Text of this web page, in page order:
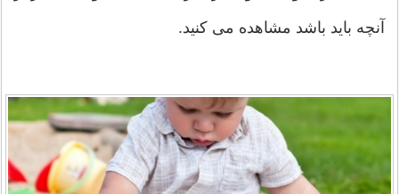
آنچه باید باشد مشاهده می کنید.